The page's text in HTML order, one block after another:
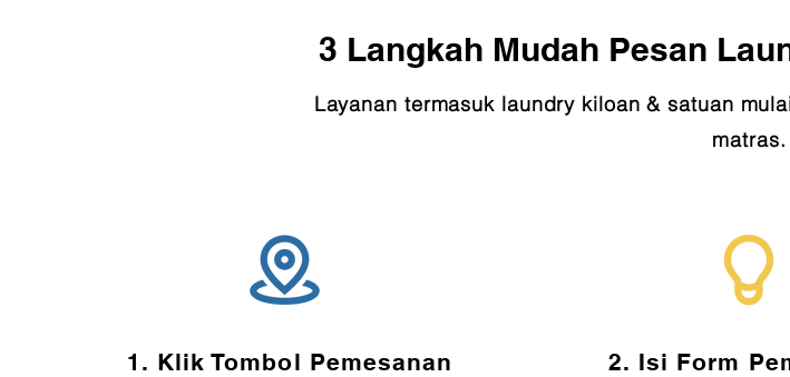
3 Langkah Mudah Pesan
Layanan termasuk laundry kiloan & satuan
matras.
1. Klik Tombol Pemesanan 2. Isi Form